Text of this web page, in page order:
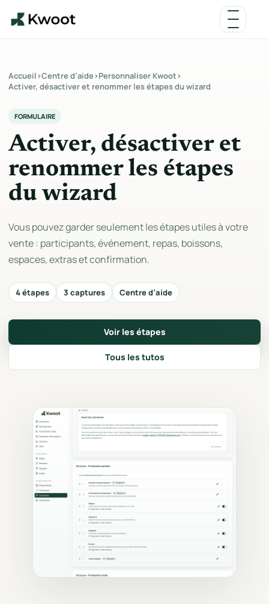
Accueil›Centre d’aide›Personnaliser Kwoot›
Activer, désactiver et renommer les étapes du wizard
FORMULAIRE
Activer, désactiver et
renommer les étapes
du wizard
Vous pouvez garder seulement les étapes utiles à votre
vente : participants, événement, repas, boissons,
espaces, extras et confirmation.
4 étapes 3 captures Centre d’aide
Voir les étapes
Tous les tutos